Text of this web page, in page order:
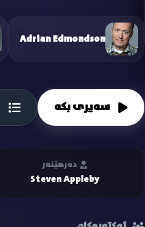
Adrian Edmondson
سەیری بکە
دەرهێنەر
Steven Appleby